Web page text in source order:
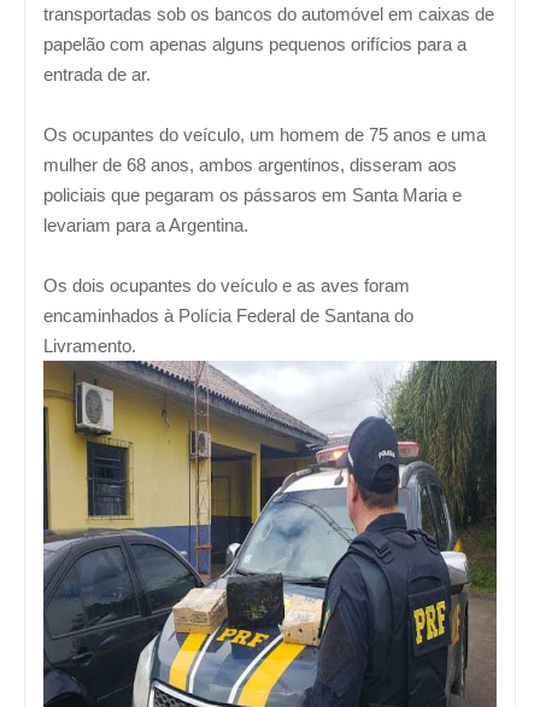
transportadas sob os bancos do automóvel em caixas de
papelão com apenas alguns pequenos orifícios para a
entrada de ar.
Os ocupantes do veículo, um homem de 75 anos e uma
mulher de 68 anos, ambos argentinos, disseram aos
policiais que pegaram os pássaros em Santa Maria e
levariam para a Argentina.
Os dois ocupantes do veículo e as aves foram
encaminhados à Polícia Federal de Santana do
Livramento.